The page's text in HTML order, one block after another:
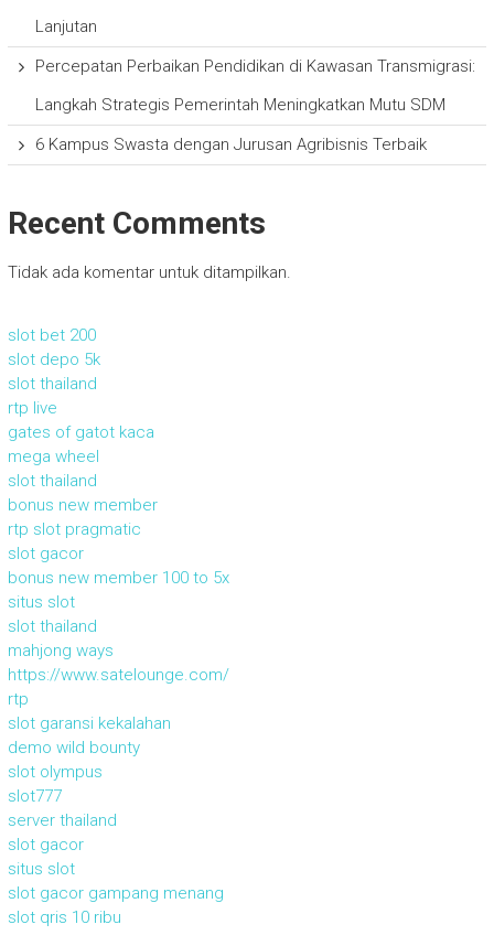
Lanjutan
Percepatan Perbaikan Pendidikan di Kawasan Transmigrasi:
Langkah Strategis Pemerintah Meningkatkan Mutu SDM
6 Kampus Swasta dengan Jurusan Agribisnis Terbaik
Recent Comments
Tidak ada komentar untuk ditampilkan.
slot bet 200
slot depo 5k
slot thailand
rtp live
gates of gatot kaca
mega wheel
slot thailand
bonus new member
rtp slot pragmatic
slot gacor
bonus new member 100 to 5x
situs slot
slot thailand
mahjong ways
https://www.satelounge.com/
rtp
slot garansi kekalahan
demo wild bounty
slot olympus
slot777
server thailand
slot gacor
situs slot
slot gacor gampang menang
slot qris 10 ribu